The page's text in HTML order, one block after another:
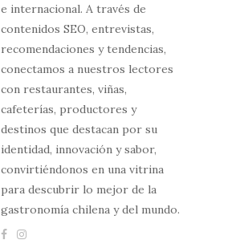
e internacional. A través de
contenidos SEO, entrevistas,
recomendaciones y tendencias,
conectamos a nuestros lectores
con restaurantes, viñas,
cafeterías, productores y
destinos que destacan por su
identidad, innovación y sabor,
convirtiéndonos en una vitrina
para descubrir lo mejor de la
gastronomía chilena y del mundo.